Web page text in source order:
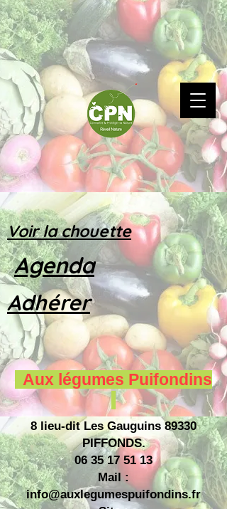
Voir la chouette
Adhérer
Agenda
Aux légumes Puifondins
8 lieu-dit Les Gauguins 89330
PIFFONDS.
06 35 17 51 13
Mail :
info@auxlegumespuifondins.fr